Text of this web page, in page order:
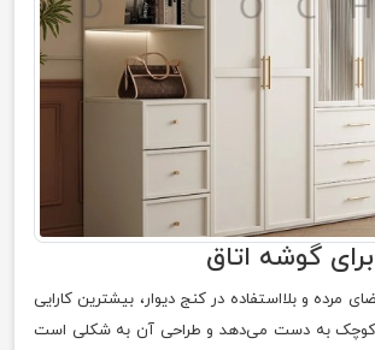
گوشه اتاق
مرده و بلااستفاده در کنج دیوار، بیشترین کارایی
کوچک به دست می‌دهد و طراحی آن به شکلی است